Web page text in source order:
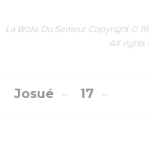
La Bible Du Semeur Copyright ©
All rights
Josué 17